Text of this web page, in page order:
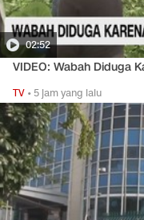
02:52
VIDEO: Wabah Diduga
TV • 5 jam yang lalu